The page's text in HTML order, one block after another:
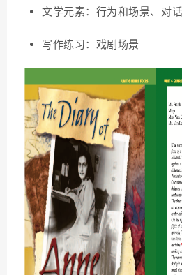
文学元素：行为和场景、对
写作练习：戏剧场景